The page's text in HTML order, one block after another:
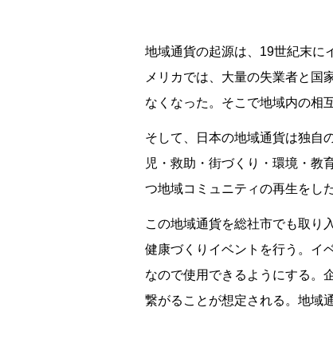
地域通貨の起源は、19世紀末に
メリカでは、大量の失業者と国
なくなった。そこで地域内の相
そして、日本の地域通貨は独自
児・救助・街づくり・環境・教
つ地域コミュニティの再生をし
この地域通貨を総社市でも取り
健康づくりイベントを行う。イ
なので使用できるようにする。
繋がることが想定される。地域